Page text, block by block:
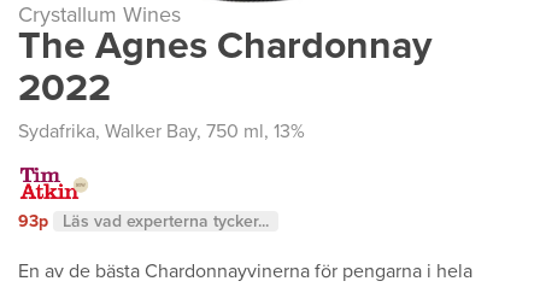
Crystallum Wines
The Agnes Chardonnay
2022
Sydafrika, Walker Bay, 750 ml, 13%
93p Läs vad experterna tycker...
En av de bästa Chardonnayvinerna för pengarna i hela